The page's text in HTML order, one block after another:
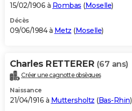
15/02/1906 à Rombas (Moselle)
Décès
09/06/1984 à Metz (Moselle)
Charles RETTERER (67 ans)
Créer une cagnotte obsèques
Naissance
21/04/1916 à Muttersholtz (Bas-Rhin)